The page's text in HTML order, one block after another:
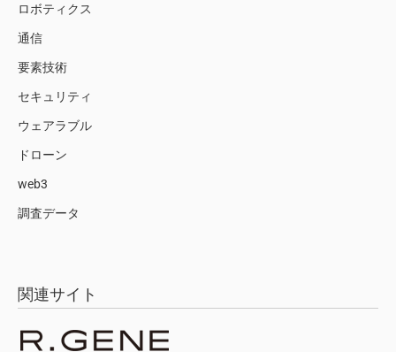
ロボティクス
通信
要素技術
セキュリティ
ウェアラブル
ドローン
web3
調査データ
関連サイト